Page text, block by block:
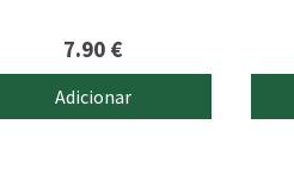
7.90 €
Adicionar